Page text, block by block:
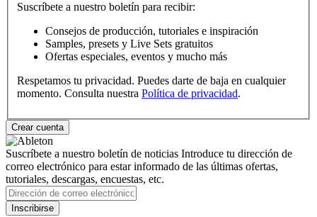
Suscríbete a nuestro boletín para recibir:
Consejos de producción, tutoriales e inspiración
Samples, presets y Live Sets gratuitos
Ofertas especiales, eventos y mucho más
Respetamos tu privacidad. Puedes darte de baja en cualquier
momento. Consulta nuestra Política de privacidad.
Suscríbete a nuestro boletín de noticias Introduce tu dirección de
correo electrónico para estar informado de las últimas ofertas,
tutoriales, descargas, encuestas, etc.